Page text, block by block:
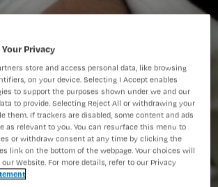
Privacy
store and access personal data, like browsing
on your device. Selecting I Accept enables
to support the purposes shown under we and our
to provide. Selecting Reject All or withdrawing your
them. If trackers are disabled, some content and ads
as relevant to you. You can resurface this menu to
or withdraw consent at any time by clicking the
link on the bottom of the webpage. Your choices will
Website. For more details, refer to our Privacy